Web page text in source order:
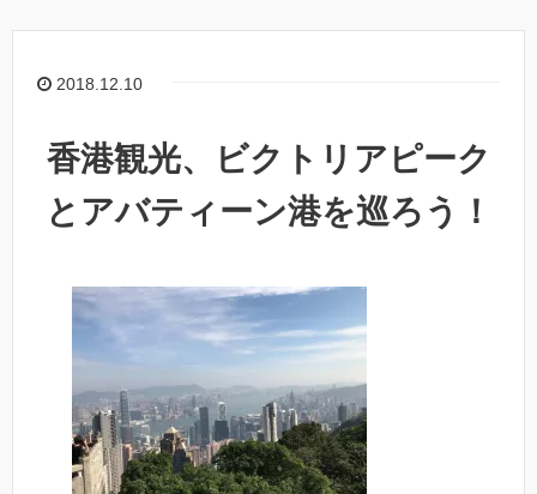
2018.12.10
香港観光、ビクトリアピーク
とアバティーン港を巡ろう！